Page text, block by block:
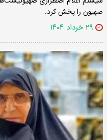
صهیون را پخش کرد.
۲۹ خرداد ۱۴۰۴